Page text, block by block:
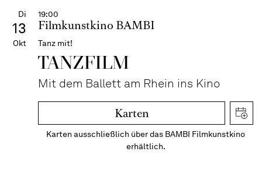
Di
13
Okt
19:00
Filmkunstkino BAMBI
Tanz mit!
TANZFILM
Mit dem Ballett am Rhein ins Kino
Karten
Karten ausschließlich über das BAMBI Filmkunstkino
erhältlich.